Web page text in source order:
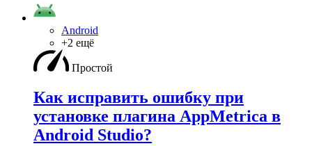
Android
+2 ещё
Простой
Как исправить ошибку при
установке плагина AppMetrica в
Android Studio?